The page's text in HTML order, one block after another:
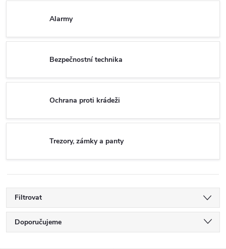
Alarmy
Bezpečnostní technika
Ochrana proti krádeži
Trezory, zámky a panty
Filtrovat
Ř
Doporučujeme